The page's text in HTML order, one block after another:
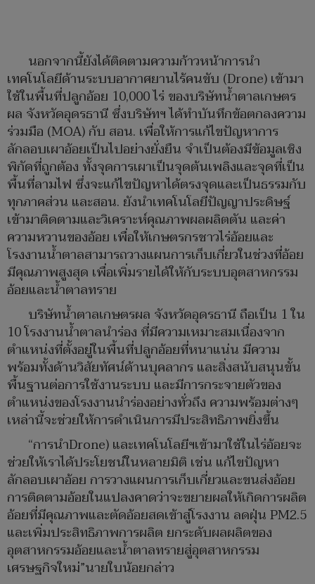
นอกจากนี้ยังได้ติดตามความก้าวหน้าการนำ
เทคโนโลยีด้านระบบอากาศยานไร้คนขับ (Drone) เข้ามา
ใช้ในพื้นที่ปลูกอ้อย 10,000 ไร่ ของบริษัทน้ำตาลเกษตร
ผล จังหวัดอุดรธานี ซึ่งบริษัทฯ ได้ทำบันทึกข้อตกลงความ
ร่วมมือ (MOA) กับ สอน. เพื่อให้การแก้ไขปัญหาการ
ลักลอบเผาอ้อยเป็นไปอย่างยั่งยืน จำเป็นต้องมีข้อมูลเชิง
พิกัดที่ถูกต้อง ทั้งจุดการเผาเป็นจุดต้นเพลิงและจุดที่เป็น
พื้นที่ลามไฟ ซึ่งจะแก้ไขปัญหาได้ตรงจุดและเป็นธรรมกับ
ทุกภาคส่วน และสอน. ยังนำเทคโนโลยีปัญญาประดิษฐ์
เข้ามาติดตามและวิเคราะห์คุณภาพผลผลิตตัน และค่า
ความหวานของอ้อย เพื่อให้เกษตรกรชาวไร่อ้อยและ
โรงงานน้ำตาลสามารถวางแผนการเก็บเกี่ยวในช่วงที่อ้อย
มีคุณภาพสูงสุด เพื่อเพิ่มรายได้ให้กับระบบอุตสาหกรรม
อ้อยและน้ำตาลทราย
บริษัทน้ำตาลเกษตรผล จังหวัดอุดรธานี ถือเป็น 1 ใน
10 โรงงานน้ำตาลนำร่อง ที่มีความเหมาะสมเนื่องจาก
ตำแหน่งที่ตั้งอยู่ในพื้นที่ปลูกอ้อยที่หนาแน่น มีความ
พร้อมทั้งด้านวิสัยทัศน์ด้านบุคลากร และสิ่งสนับสนุนขั้น
พื้นฐานต่อการใช้งานระบบ และมีการกระจายตัวของ
ตำแหน่งของโรงงานนำร่องอย่างทั่วถึง ความพร้อมต่างๆ
เหล่านี้จะช่วยให้การดำเนินการมีประสิทธิภาพยิ่งขึ้น
“การนำDrone) และเทคโนโลยีฯเข้ามาใช้ในไร่อ้อยจะ
ช่วยให้เราได้ประโยชน์ในหลายมิติ เช่น แก้ไขปัญหา
ลักลอบเผาอ้อย การวางแผนการเก็บเกี่ยวและขนส่งอ้อย
การติดตามอ้อยในแปลงคาดว่าจะขยายผลให้เกิดการผลิต
อ้อยที่มีคุณภาพและตัดอ้อยสดเข้าสู่โรงงาน ลดฝุ่น PM2.5
และเพิ่มประสิทธิภาพการผลิต ยกระดับผลผลิตของ
อุตสาหกรรมอ้อยและน้ำตาลทรายสู่อุตสาหกรรม
เศรษฐกิจใหม่”นายใบน้อยกล่าว